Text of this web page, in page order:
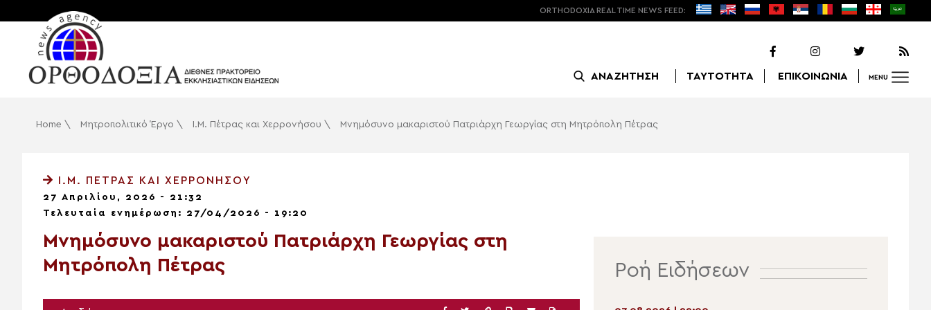
ORTHODOXIA REAL TIME NEWS FEED:
ΑΝΑΖΗΤΗΣΗ ΤΑΥΤΟΤΗΤΑ ΕΠΙΚΟΙΝΩΝΙΑ MENU
Home \ Μητροπολιτικό Έργο \ Ι.Μ. Πέτρας και Χερρονήσου \ Μνημόσυνο μακαριστού Πατριάρχη Γεωργίας στη Μητρόπολη Πέτρας
Ι.Μ. ΠΈΤΡΑΣ ΚΑΙ ΧΕΡΡΟΝΉΣΟΥ
27 Απριλίου, 2026 - 21:32
Τελευταία ενημέρωση: 27/04/2026 - 19:20
Μνημόσυνο μακαριστού Πατριάρχη Γεωργίας στη
Μητρόπολη Πέτρας
Ροή Ειδήσεων